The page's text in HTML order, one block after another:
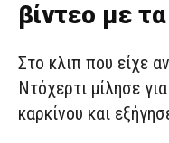
βίντεο με
Στο κλιπ που είχε
Ντόχερτι μίλησε
καρκίνου και